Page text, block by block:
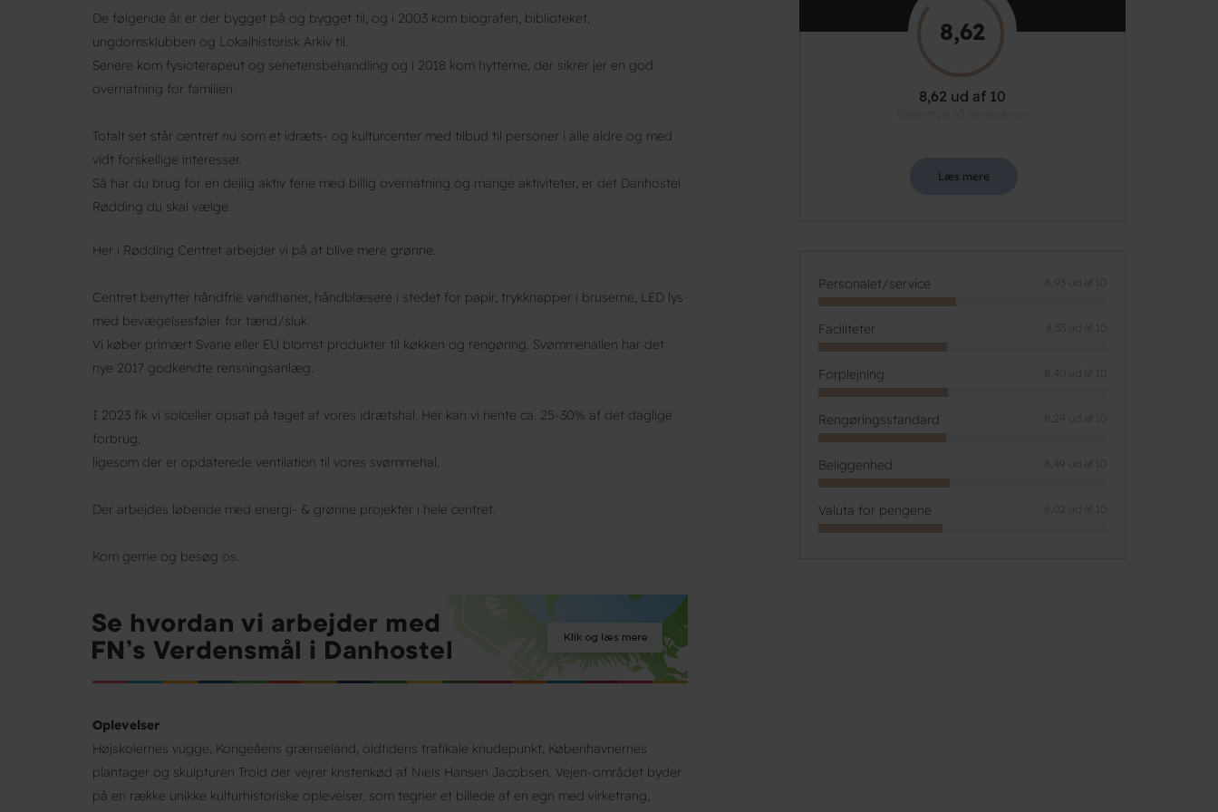
De følgende år er der bygget på og bygget til, og i 2003 kom biografen, biblioteket,
ungdomsklubben og Lokalhistorisk Arkiv til.
Senere kom fysioterapeut og senetensbehandling og i 2018 kom hytterne, der sikrer jer en god
overnatning for familien.
Totalt set står centret nu som et idræts- og kulturcenter med tilbud til personer i alle aldre og med
vidt forskellige interesser.
Så har du brug for en dejlig aktiv ferie med billig overnatning og mange aktiviteter, er det Danhostel
Rødding du skal vælge.
Her i Rødding Centret arbejder vi på at blive mere grønne.
Centret benytter håndfrie vandhaner, håndblæsere i stedet for papir, trykknapper i bruserne, LED lys
med bevægelsesføler for tænd/sluk.
Vi køber primært Svane eller EU blomst produkter til køkken og rengøring. Svømmehallen har det
nye 2017 godkendte rensningsanlæg.
I 2023 fik vi solceller opsat på taget af vores idrætshal. Her kan vi hente ca. 25-30% af det daglige
forbrug,
ligesom der er opdaterede ventilation til vores svømmehal.
Der arbejdes løbende med energi- & grønne projekter i hele centret.
Kom gerne og besøg os.
Oplevelser
Højskolernes vugge, Kongeåens grænseland, oldtidens trafikale knudepunkt, Københavnernes
plantager og skulpturen Trold der vejrer kristenkød af Niels Hansen Jacobsen. Vejen-området byder
på en række unikke kulturhistoriske oplevelser, som tegner et billede af en egn med virketrang,
8,62
8,62 ud af 10
Læs mere
Personalet/service 8,93 ud af 10
Faciliteter 8,33 ud af 10
Forplejning 8,40 ud af 10
Rengøringsstandard 8,29 ud af 10
Beliggenhed 8,49 ud af 10
Valuta for pengene 8,02 ud af 10